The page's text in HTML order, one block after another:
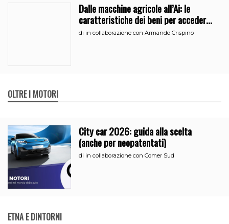
Dalle macchine agricole all’Ai: le
caratteristiche dei beni per accedere
all’iperammortamento
di in collaborazione con Armando Crispino
OLTRE I MOTORI
City car 2026: guida alla scelta
(anche per neopatentati)
di in collaborazione con Comer Sud
ETNA E DINTORNI